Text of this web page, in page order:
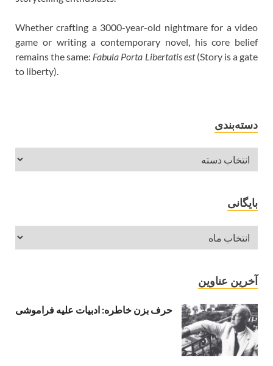
Whether crafting a 3000-year-old nightmare for a video
game or writing a contemporary novel, his core belief
remains the same: Fabula Porta Libertatis est(Story is a gate
to liberty).
دسته‌بندی
بایگانی
آخرین عناوین
حرف بزن خاطره: ادبیات علیه فراموشی